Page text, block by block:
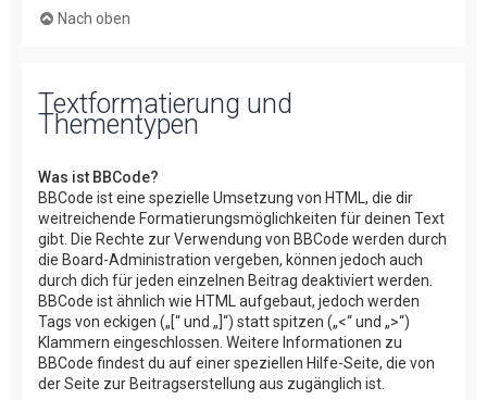
Nach oben
Textformatierung und
Thementypen
Was ist BBCode?
BBCode ist eine spezielle Umsetzung von HTML, die dir
weitreichende Formatierungsmöglichkeiten für deinen Text
gibt. Die Rechte zur Verwendung von BBCode werden durch
die Board-Administration vergeben, können jedoch auch
durch dich für jeden einzelnen Beitrag deaktiviert werden.
BBCode ist ähnlich wie HTML aufgebaut, jedoch werden
Tags von eckigen („[“ und „]“) statt spitzen („<“ und „>“)
Klammern eingeschlossen. Weitere Informationen zu
BBCode findest du auf einer speziellen Hilfe-Seite, die von
der Seite zur Beitragserstellung aus zugänglich ist.